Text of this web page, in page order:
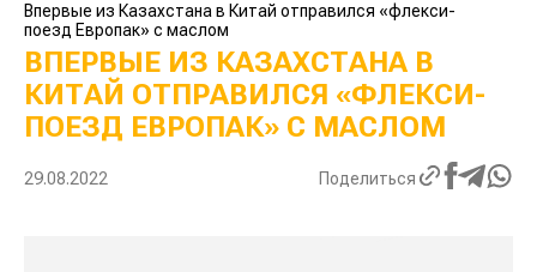
Впервые из Казахстана в Китай отправился «флекси-
поезд Европак» с маслом
ВПЕРВЫЕ ИЗ КАЗАХСТАНА В
КИТАЙ ОТПРАВИЛСЯ «ФЛЕКСИ-
ПОЕЗД ЕВРОПАК» С МАСЛОМ
29.08.2022 Поделиться